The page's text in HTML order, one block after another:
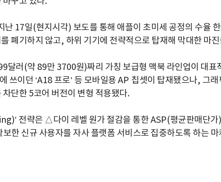
난 17일(현지시각) 보도를 통해 애플이 초미세 공정의 수율
폐기하지 않고, 하위 기기에 전략적으로 탑재해 막대한 마
달러 (약 89만 3700원)짜리 가칭 보급형 맥북 라인업이 대표
쓰이던 ‘A18 프로’ 등 모바일용AP 칩셋이 탑재됐으나, 그래
차단한 5코어 버전이 변형 적용됐다.
전략은 △다이 레벨 원가 절감을 통한ASP(평균판매단가)
한 신규 사용자를 자사 플랫폼 서비스로 집중하도록 하는 마